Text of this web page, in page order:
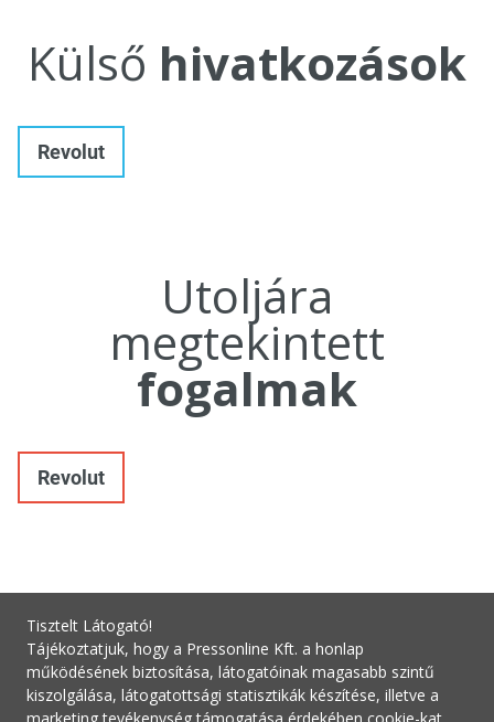
Külső hivatkozások
Revolut
Utoljára
megtekintett
fogalmak
Revolut
Tisztelt Látogató!
Tájékoztatjuk, hogy a Pressonline Kft. a honlap
működésének biztosítása, látogatóinak magasabb szintű
kiszolgálása, látogatottsági statisztikák készítése, illetve a